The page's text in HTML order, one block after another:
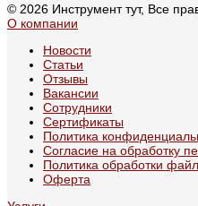
© 2026 Инструмент тут, Все
О компании
Новости
Статьи
Отзывы
Вакансии
Сотрудники
Сертификаты
Политика
Согласие на обработку
Политика обработки
Оферта